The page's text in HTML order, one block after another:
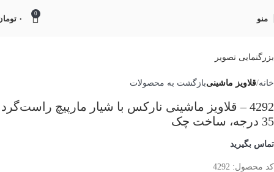
منو
0
۰
بزرگنمایی تصویر
خانه قلاویز ماشینیبازگشت به محصولات
4292 – قلاویز ماشینی نارکس با شیار مارپیچ راست‌گرد
35 درجه، ساخت چک
تماس بگیرید
کد محصول: 4292